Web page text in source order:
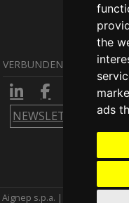
the
ads
VERBUNDEN BLEIBEN
NEWSLETTER
Aignep s.p.a. | MwSt-Nummer